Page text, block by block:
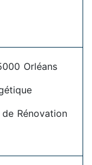
Orléans
Rénovation